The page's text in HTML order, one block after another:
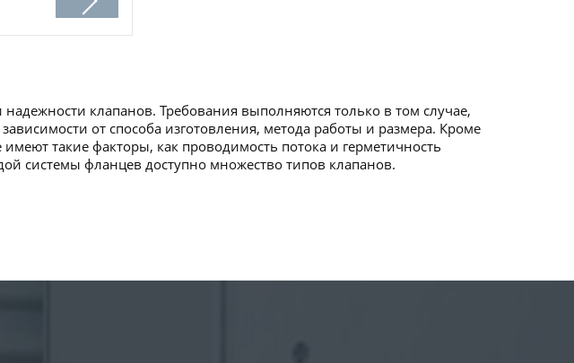
клапанов. Требования выполняются только в том случае,
от способа изготовления, метода работы и размера. Кроме
такие факторы, как проводимость потока и герметичность
системы фланцев доступно множество типов клапанов.